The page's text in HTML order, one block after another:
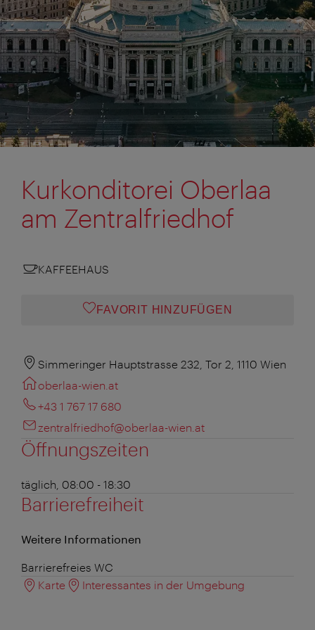
Kurkonditorei Oberlaa
am Zentralfriedhof
KAFFEEHAUS
FAVORIT HINZUFÜGEN
Simmeringer Hauptstrasse 232, Tor 2, 1110 Wien
oberlaa-wien.at
+43 1 767 17 680
zentralfriedhof@oberlaa-wien.at
Öffnungszeiten
täglich, 08:00 - 18:30
Barrierefreiheit
Weitere Informationen
Barrierefreies WC
Karte
Interessantes in der Umgebung